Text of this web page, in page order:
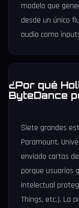
modelo que
desde un único
audio como
¿Por qué
ByteDance
Siete grandes
Paramount,
enviado cartas
porque usuarios
intelectual
Things, etc.). La